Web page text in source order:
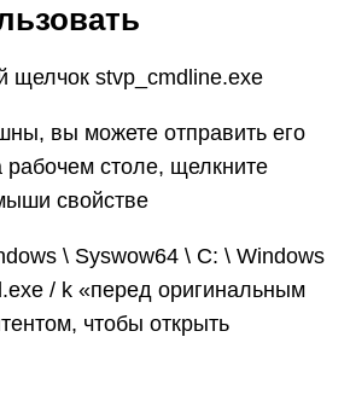
щелчок stvp_cmdline.exe
вы можете отправить его
рабочем столе, щелкните
свойстве
\ Syswow64 \ C: \ Windows
/ k «перед оригинальным
чтобы открыть